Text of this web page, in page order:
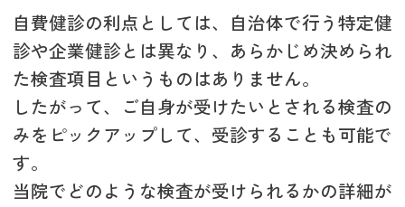
自費健診の利点としては、自治体で行う特定健
診や企業健診とは異なり、あらかじめ決められ
た検査項目というものはありません。
したがって、ご自身が受けたいとされる検査の
みをピックアップして、受診することも可能で
す。
当院でどのような検査が受けられるかの詳細が